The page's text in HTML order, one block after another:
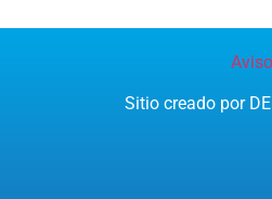
Sitio creado por